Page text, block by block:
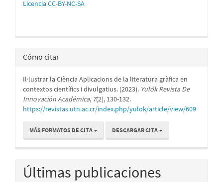
Licencia CC-BY-NC-SA
Cómo citar
Il·lustrar la Ciència Aplicacions de la literatura gràfica en
contextos científics i divulgatius. (2023). Yulök Revista De
Innovación Académica, 7(2), 130-132.
https://revistas.utn.ac.cr/index.php/yulok/article/view/609
MÁS FORMATOS DE CITA DESCARGAR CITA
Últimas publicaciones